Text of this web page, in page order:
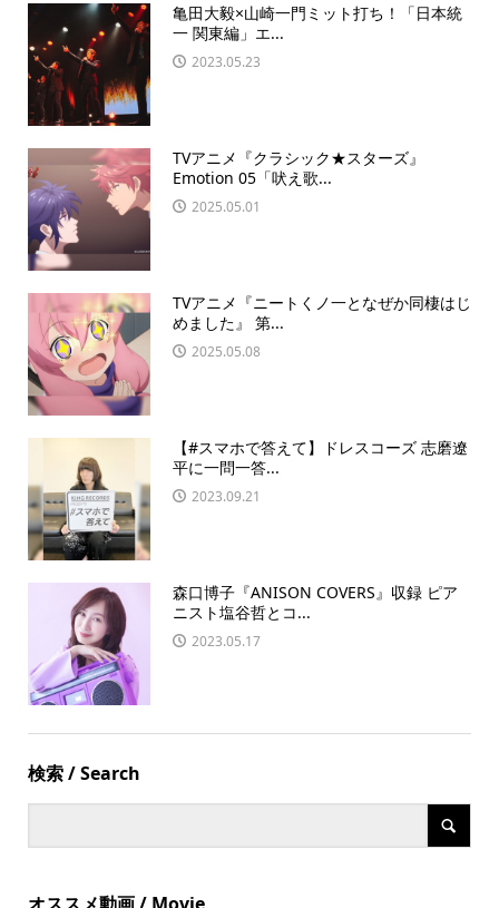
亀田大毅×山崎一門ミット打ち！「日本統
一 関東編」エ...
2023.05.23
TVアニメ『クラシック★スターズ』
Emotion 05「吠え歌...
2025.05.01
TVアニメ『ニートくノ一となぜか同棲はじ
めました』 第...
2025.05.08
【#スマホで答えて】ドレスコーズ 志磨遼
平に一問一答...
2023.09.21
森口博子『ANISON COVERS』収録 ピア
ニスト塩谷哲とコ...
2023.05.17
検索 / Search